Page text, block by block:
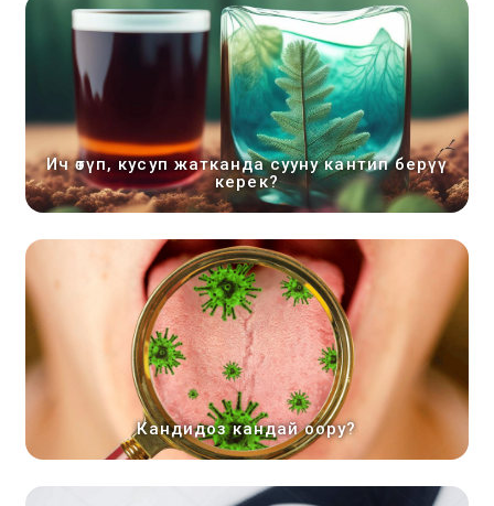
Ич өтүп, кусуп жатканда сууну кантип берүү
керек?
Кандидоз кандай оору?